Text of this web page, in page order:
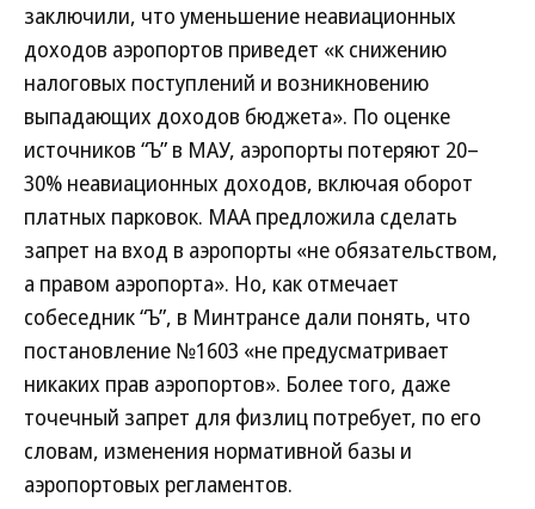
заключили, что уменьшение неавиационных
доходов аэропортов приведет «к снижению
налоговых поступлений и возникновению
выпадающих доходов бюджета». По оценке
источников “Ъ” в МАУ, аэропорты потеряют 20–
30% неавиационных доходов, включая оборот
платных парковок. МАА предложила сделать
запрет на вход в аэропорты «не обязательством,
а правом аэропорта». Но, как отмечает
собеседник “Ъ”, в Минтрансе дали понять, что
постановление №1603 «не предусматривает
никаких прав аэропортов». Более того, даже
точечный запрет для физлиц потребует, по его
словам, изменения нормативной базы и
аэропортовых регламентов.